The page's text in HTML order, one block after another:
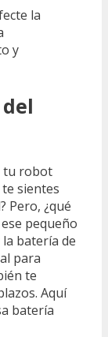
la
y
tu robot
sientes
Pero, ¿qué
pequeño
batería de
para
te
Aquí
batería